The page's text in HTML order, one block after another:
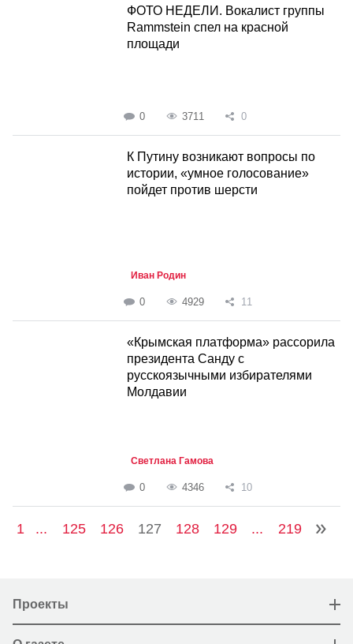
ФОТО НЕДЕЛИ. Вокалист группы
Rammstein спел на красной
площади
0 3711 0
К Путину возникают вопросы по
истории, «умное голосование»
пойдет против шерсти
Иван Родин
0 4929 11
«Крымская платформа» рассорила
президента Санду с
русскоязычными избирателями
Молдавии
Светлана Гамова
0 4346 10
1 ... 125 126 127 128 129 ... 219
Проекты